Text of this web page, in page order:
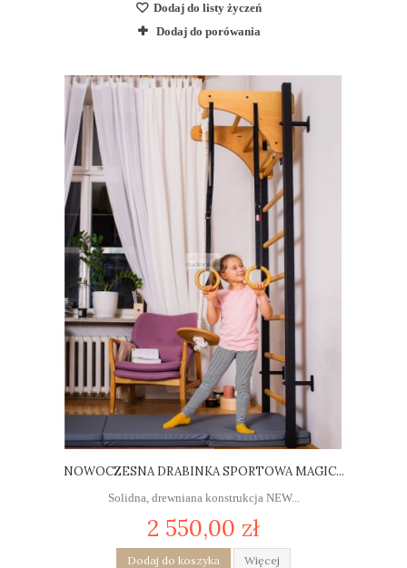
Dodaj do listy życzeń
Dodaj do porówania
NOWOCZESNA DRABINKA SPORTOWA MAGIC...
Solidna, drewniana konstrukcja NEW...
2 550,00 zł
Dodaj do koszyka Więcej